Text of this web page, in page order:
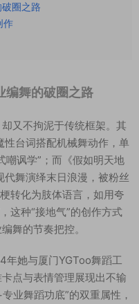
圈之路
作
编舞的破圈之路
又不拘泥于传统框架。其
台词搭配机械舞动作，单
嘲讽学”；而《假如明天地
舞演绎末日浪漫，被粉丝
转化为肢体语言，如用夸
这种“接地气”的创作方式
舞的节奏把控。
年她与厦门YGToo舞蹈工
点与表情管理展现出不输
业舞蹈功底”的双重属性，